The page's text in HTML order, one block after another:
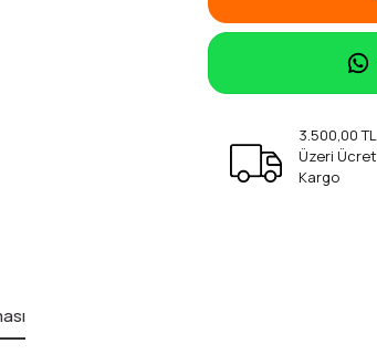
3.500,00 TL
Üzeri
Kargo